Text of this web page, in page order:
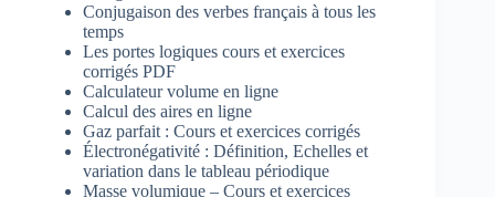
Conjugaison des verbes français à tous les
temps
Les portes logiques cours et exercices
corrigés PDF
Calculateur volume en ligne
Calcul des aires en ligne
Gaz parfait : Cours et exercices corrigés
Électronégativité : Définition, Echelles et
variation dans le tableau périodique
Masse volumique – Cours et exercices